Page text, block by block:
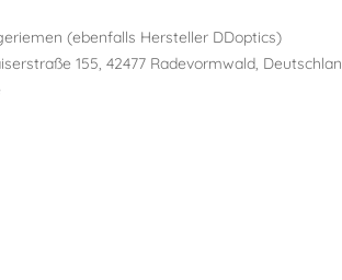
(ebenfalls Hersteller DDoptics)
155, 42477 Radevormwald,